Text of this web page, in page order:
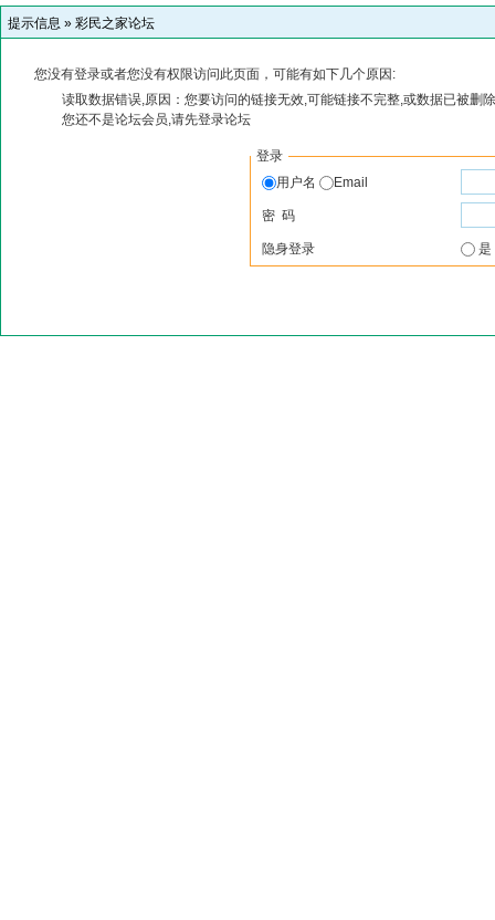
提示信息 » 彩民之家论坛
您没有登录或者您没有权限访问此页面，可能有如下几个原因:
读取数据错误,原因：您要访问的链接无效,可能链接不完整,或数据已被删
您还不是论坛会员,请先登录论坛
登录
用户名
Email
密 码
隐身登录